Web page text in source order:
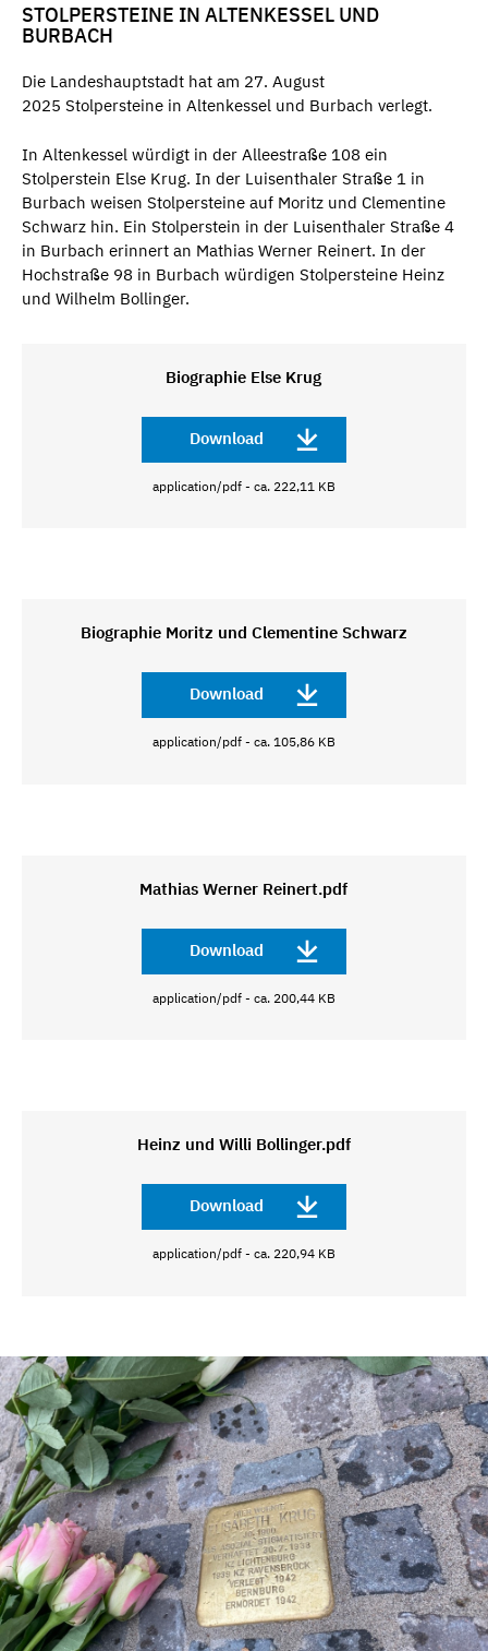
STOLPERSTEINE IN ALTENKESSEL UND
BURBACH
Die Landeshauptstadt hat am 27. August
2025 Stolpersteine in Altenkessel und Burbach verlegt.
In Altenkessel würdigt in der Alleestraße 108 ein
Stolperstein Else Krug. In der Luisenthaler Straße 1 in
Burbach weisen Stolpersteine auf Moritz und Clementine
Schwarz hin. Ein Stolperstein in der Luisenthaler Straße 4
in Burbach erinnert an Mathias Werner Reinert. In der
Hochstraße 98 in Burbach würdigen Stolpersteine Heinz
und Wilhelm Bollinger.
Biographie Else Krug
Download
application/pdf - ca. 222,11 KB
Biographie Moritz und Clementine Schwarz
Download
application/pdf - ca. 105,86 KB
Mathias Werner Reinert.pdf
Download
application/pdf - ca. 200,44 KB
Heinz und Willi Bollinger.pdf
Download
application/pdf - ca. 220,94 KB